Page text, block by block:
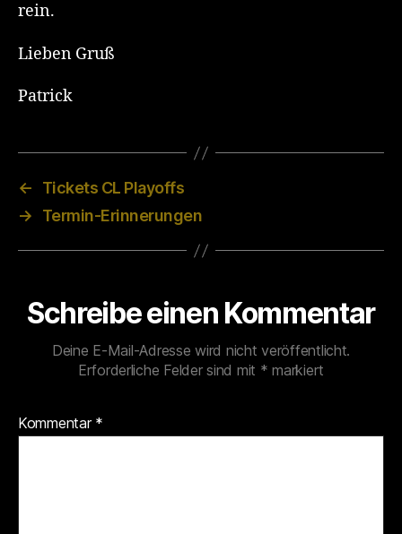
rein.
Lieben Gruß
Patrick
←
Tickets CL Playoffs
→
Termin-Erinnerungen
Schreibe einen Kommentar
Deine E-Mail-Adresse wird nicht veröffentlicht.
Erforderliche Felder sind mit * markiert
Kommentar *